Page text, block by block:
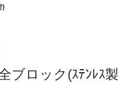
)
ブロック(ｽﾃﾝﾚｽ製